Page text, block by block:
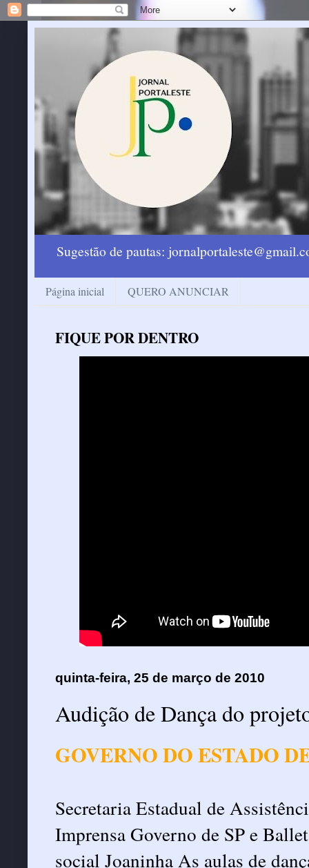
Sugestão de pautas:
Página inicial QUERO ANUNCIAR
FIQUE POR DENTRO
quinta-feira, 25 de março de 2010
GOVERNO DO ESTADO
Secretaria Estadual de
Imprensa Governo de SP e
social Joaninha As aulas de